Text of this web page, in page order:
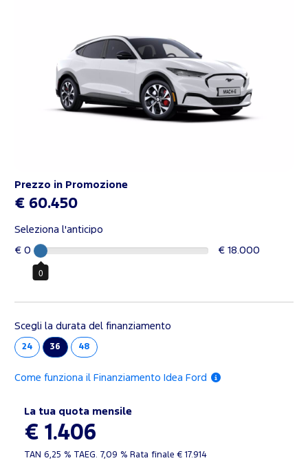
Prezzo in Promozione
€ 60.450
Seleziona l'anticipo
€ 0
0
€ 18.000
Scegli la durata del finanziamento
24 36 48
Come funziona il Finanziamento Idea Ford
La tua quota mensile
€ 1.406
TAN 6,25 % TAEG. 7,09 % Rata finale € 17.914